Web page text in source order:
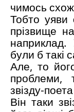
чимось
Тобто уяви
прізвище
були б такі
Але, то
проблеми,
звізду-
Він таки